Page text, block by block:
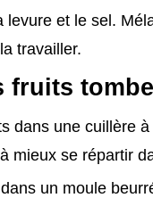
et le sel.
travailler.
fruits
dans une cuillère
mieux se répartir
un moule